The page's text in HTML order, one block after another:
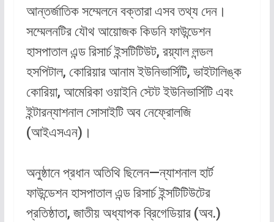
আন্তর্জাতিক সম্মেলনে বক্তারা এসব তথ্য দেন।
সম্মেলনটির যৌথ আয়োজক কিডনি ফাউন্ডেশন
হাসপাতাল এন্ড রিসার্চ ইন্সটিটিউট, রয়্যাল লন্ডল
হসপিটাল, কোরিয়ার আনাম ইউনিভার্সিটি, ভাইটালিঙ্ক
কোরিয়া, আমেরিকা ওয়াইনি স্টেট ইউনিভার্সিটি এবং
ইন্টারন্যাশনাল সোসাইটি অব নেফ্রোলজি
(আইএসএন)।
অনুষ্ঠানে প্রধান অতিথি ছিলেন—ন্যাশনাল হার্ট
ফাউন্ডেশন হাসপাতাল এন্ড রিসার্চ ইন্সটিটিউটের
প্রতিষ্ঠাতা, জাতীয় অধ্যাপক ব্রিগেডিয়ার (অব.)